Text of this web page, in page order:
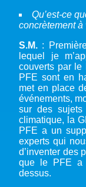
Qu’est-ce
concrètement
S.M. :
lequel je
couverts par le
PFE sont en
met en place
événements,
sur des sujets
climatique, la
PFE a un
experts qui
d’inventer des
que le PFE a
dessus.